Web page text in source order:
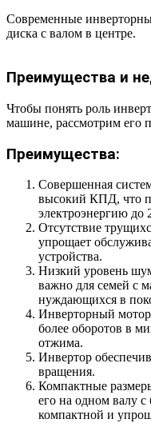
Современные
диска с валом в центре.
Преимущества и
Чтобы понять роль
машине, рассмотрим его
Преимущества:
Совершенная
высокий КПД, что
электроэнергию до
Отсутствие
упрощает
устройства.
Низкий уровень
важно для семей с
нуждающихся в
Инверторный мотор
более оборотов в
отжима.
Инвертор
вращения.
Компактные
его на одном валу
компактной и